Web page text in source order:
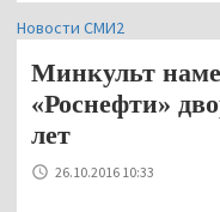
Новости СМИ2
Минкульт
«Роснефти»
лет
26.10.2016 10:33